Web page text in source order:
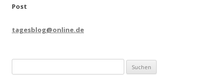
Post
tagesblog@online.de